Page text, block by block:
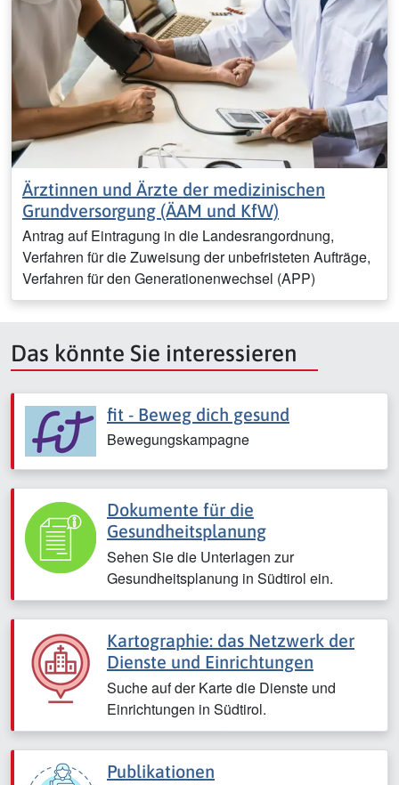
Ärztinnen und Ärzte der medizinischen
Grundversorgung (ÄAM und KfW)
Antrag auf Eintragung in die Landesrangordnung,
Verfahren für die Zuweisung der unbefristeten Aufträge,
Verfahren für den Generationenwechsel (APP)
Das könnte Sie interessieren
fit - Beweg dich gesund
Bewegungskampagne
Dokumente für die
Gesundheitsplanung
Sehen Sie die Unterlagen zur
Gesundheitsplanung in Südtirol ein.
Kartographie: das Netzwerk der
Dienste und Einrichtungen
Suche auf der Karte die Dienste und
Einrichtungen in Südtirol.
Publikationen